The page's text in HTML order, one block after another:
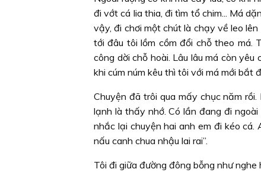
đi vớt cá lia thia, đi tìm tổ chim... Má
vậy, đi chơi một chút là chạy về leo
tới đâu tôi lồm cồm đổi chỗ theo má.
công dời chỗ hoài. Lâu lâu má còn
khi cúm núm kêu thì tôi với má mới bắt
Chuyện đã trôi qua mấy chục năm
lạnh là thấy nhớ. Có lần đang đi
nhắc lại chuyện hai anh em đi kéo cá.
nấu canh chua nhậu lai rai”.
Tôi đi giữa đường đông bỗng như nghe